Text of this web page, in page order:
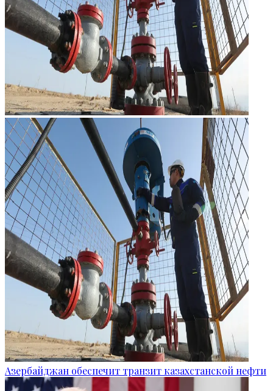
Азербайджан обеспечит транзит казахстанской нефти